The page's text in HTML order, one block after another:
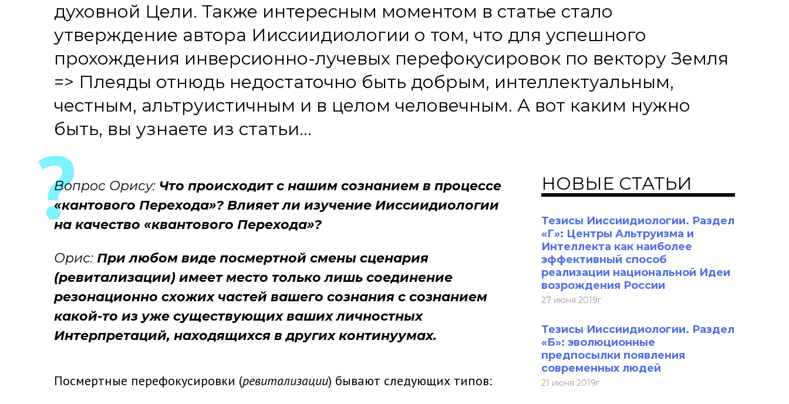
духовной Цели. Также интересным моментом в статье стало
утверждение автора Ииссиидиологии о том, что для успешного
прохождения инверсионно-лучевых перефокусировок по вектору Земля
=> Плеяды отнюдь недостаточно быть добрым, интеллектуальным,
честным, альтруистичным и в целом человечным. А вот каким нужно
быть, вы узнаете из статьи…
НОВЫЕ СТАТЬИ
Тезисы Ииссиидиологии. Раздел
«Г»: Центры Альтруизма и
Интеллекта как наиболее
эффективный способ
реализации национальной Идеи
возрождения России
27 июня 2019г
Тезисы Ииссиидиологии. Раздел
«Б»: эволюционные
предпосылки появления
современных людей
21 июня 2019г
Вопрос Орису: Что происходит с нашим сознанием в процессе
«кантового Перехода»? Влияет ли изучение Ииссиидиологии
на качество «квантового Перехода»?
Орис: При любом виде посмертной смены сценария
(ревитализации) имеет место только лишь соединение
резонационно схожих частей вашего сознания с сознанием
какой-то из уже существующих ваших личностных
Интерпретаций, находящихся в других континуумах.
Посмертные перефокусировки (ревитализации) бывают следующих типов: